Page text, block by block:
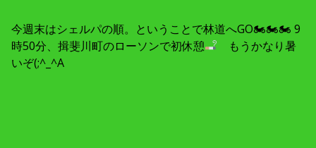
今週末はシェルパの順。ということで林道へGO🏍🏍🏍 9
時50分、揖斐川町のローソンで初休憩
もうかなり暑
いぞ(;^_^A